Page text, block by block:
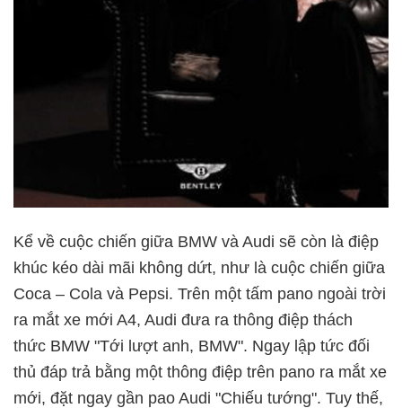
Kể về cuộc chiến giữa BMW và Audi sẽ còn là điệp
khúc kéo dài mãi không dứt, như là cuộc chiến giữa
Coca – Cola và Pepsi. Trên một tấm pano ngoài trời
ra mắt xe mới A4, Audi đưa ra thông điệp thách
thức BMW "Tới lượt anh, BMW". Ngay lập tức đối
thủ đáp trả bằng một thông điệp trên pano ra mắt xe
mới, đặt ngay gần pao Audi "Chiếu tướng". Tuy thế,